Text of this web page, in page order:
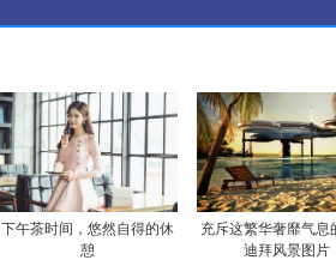
下午茶时间，悠然自得的休
憩
充斥这繁华奢靡气息
迪拜风景图片